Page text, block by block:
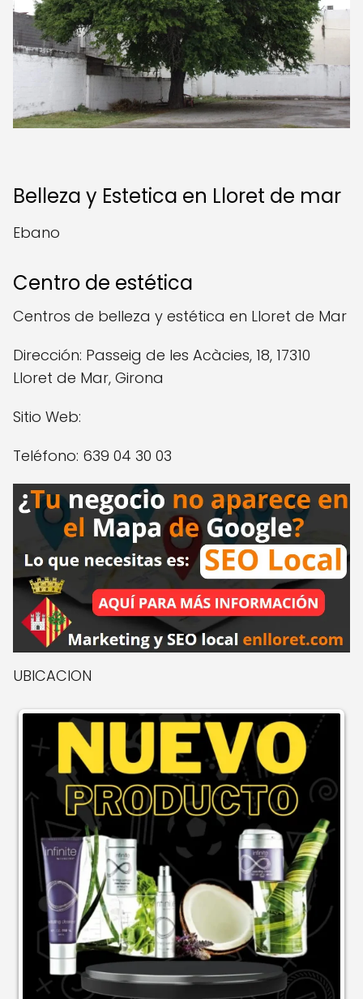
Belleza y Estetica en Lloret de mar
Ebano
Centro de estética
Centros de belleza y estética en Lloret de Mar
Dirección: Passeig de les Acàcies, 18, 17310
Lloret de Mar, Girona
Sitio Web:
Teléfono: 639 04 30 03
UBICACION